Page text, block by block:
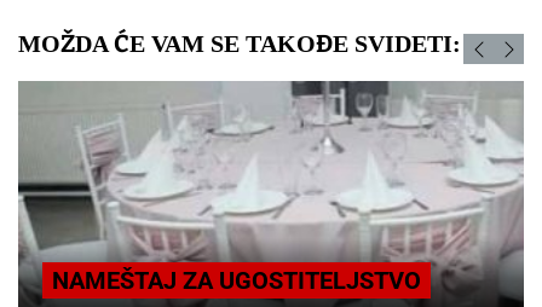
MOŽDA ĆE VAM SE TAKOĐE SVIDETI:
NAMEŠTAJ ZA UGOSTITELJSTVO